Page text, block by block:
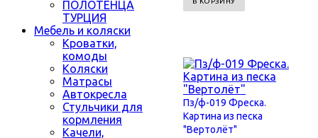
ПОЛОТЕНЦА
ТУРЦИЯ
Мебель и коляски
Кроватки,
комоды
Коляски
Матрасы
Автокресла
Стульчики для
кормления
Качели,
Пз/ф-019 Фреска.
Картина из песка
"Вертолёт"